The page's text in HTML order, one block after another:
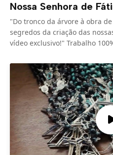
Nossa Senhora de
"Do tronco da árvore à obra
segredos da criação das
vídeo exclusivo!" Trabalho